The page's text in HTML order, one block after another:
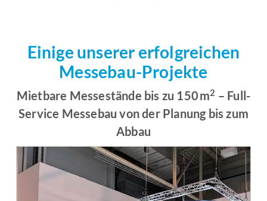
Einige unserer erfolgreichen
Messebau-Projekte
Mietbare Messestände bis zu 150 m2 – Full-
Service Messebau von der Planung bis zum
Abbau